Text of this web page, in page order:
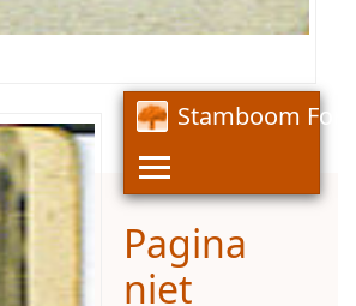
Stamboom
Pagina
niet